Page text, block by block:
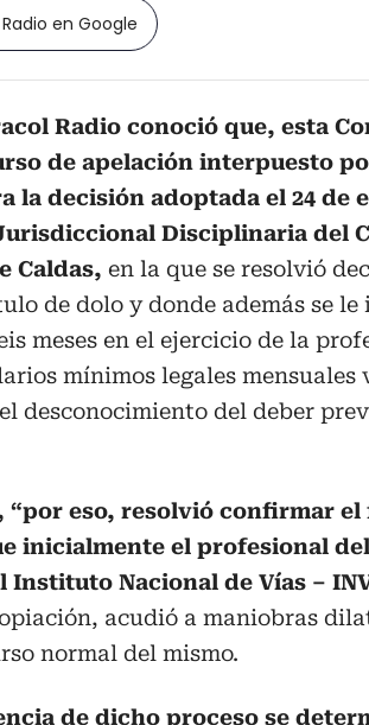
en Google
Radio conoció que, esta
de apelación interpuesto
la decisión adoptada el 24 de
Disciplinaria del
Caldas, en la que se resolvió
de dolo y donde además se le
meses en el ejercicio de la
mínimos legales mensuales
desconocimiento del deber
“por eso, resolvió confirmar el
inicialmente el profesional
Instituto Nacional de Vías –
acudió a maniobras
normal del mismo.
de dicho proceso se